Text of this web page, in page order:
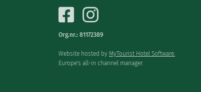
Org.nr.: 81172389
Website hosted by MyTourist Hotel Software.
Europe's all-in channel manager.